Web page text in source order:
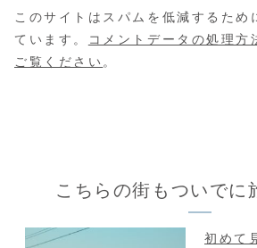
このサイトはスパムを低減するた
ています。
コメントデータの処理方
ご覧ください 。
こちらの街もついでに
初めて